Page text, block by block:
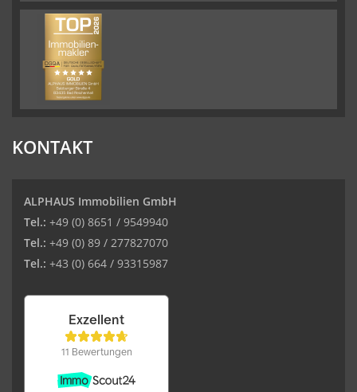
KONTAKT
ALPHAUS Immobilien GmbH
Tel.: +49 (0) 8651 / 9549940
Tel.: +49 (0) 89 / 277827070
Tel.: +43 (0) 664 / 93315987